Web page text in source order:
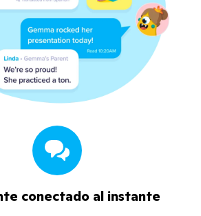
conectado al instante